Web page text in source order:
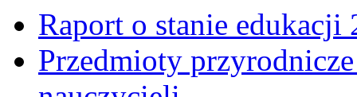
Raport o stanie edukacji
Przedmioty